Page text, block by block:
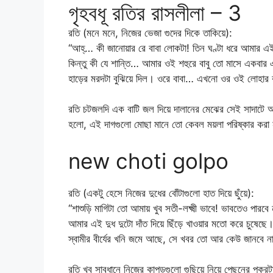
গৃহবধূ রতির রাসলীলা – 3
রতি (মনে মনে, নিজের ভেজা গুদের দিকে তাকিয়ে):
“আহ্‌… কী জানোয়ার রে বাবা লোকটা! তিন ঘণ্টা ধরে আমার
কিন্তু কী যে শান্তি… আমার ওই শহুরে বাবু তো মাসে
হাড়ের মরদটা বুঝিয়ে দিল। ওরে বাবা… এখনো ওর ওই লোহার
রতি চটজলদি এক বাটি জল দিয়ে দালানের মেঝের সেই
হলো, এই দাগগুলো মোছা মানে তো কেবল ময়লা পরিষ্কার
new choti golpo
রতি (একটু হেসে নিজের দুধের বোঁটাগুলো হাত দিয়ে ছুঁয়ে):
“শাশুড়ি মাগিটা তো আমায় খুব সতী-লক্ষ্মী ভাবে! ভাবতেও
আমার এই দুধ দুটো দাঁত দিয়ে ছিঁড়ে খাওয়ার মতো করে
স্বামীর বীর্যের খনি জমে আছে, সে খবর তো আর কেউ জানবে
রতি খুব সাবধানে নিজের কাপড়গুলো গুছিয়ে নিয়ে পেছনের